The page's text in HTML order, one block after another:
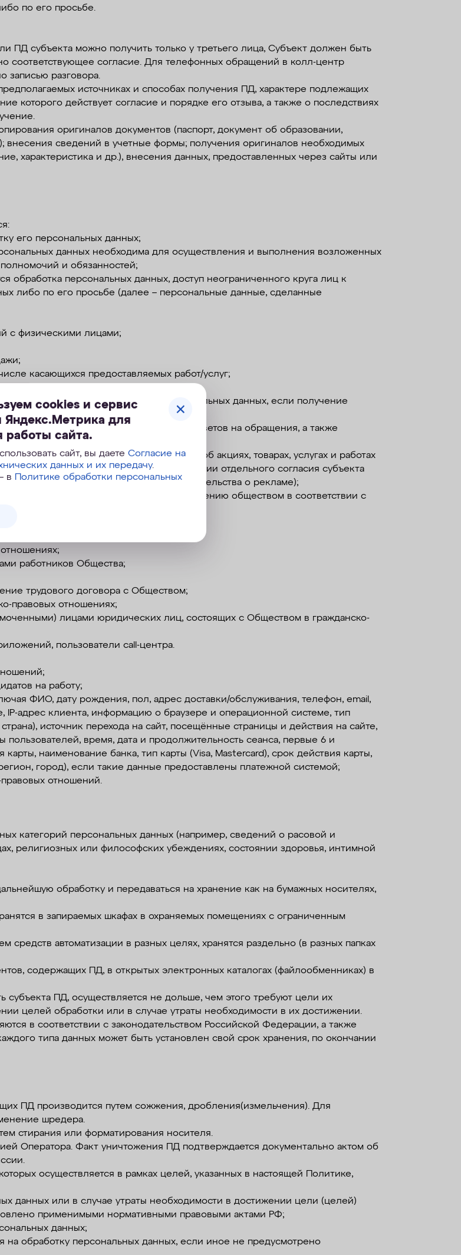
по его просьбе.
ПД субъекта можно получить только у третьего лица, Субъект должен быть
соответствующее согласие. Для телефонных обращений в колл-центр
записью разговора.
источниках и способах получения ПД, характере подлежащих
которого действует согласие и порядке его отзыва, а также о последствиях
оригиналов документов (паспорт, документ об образовании,
внесения сведений в учетные формы; получения оригиналов необходимых
характеристика и др.), внесения данных, предоставленных через сайты или
его персональных данных;
данных необходима для осуществления и выполнения возложенных
и обязанностей;
обработка персональных данных, доступ неограниченного круга лиц к
либо по его просьбе (далее – персональные данные, сделанные
с физическими лицами;
касающихся предоставляемых работ/услуг;
важных интересов субъекта персональных данных, если получение
о предоставляемых услугах, ответов на обращения, а также
характера, с целью уведомления об акциях, товарах, услугах и работах
осуществляется только при наличии отдельного согласия субъекта
соответствии с требованиями законодательства о рекламе);
должностного лица, подлежащие исполнению обществом в соответствии с
производстве.
ПД:
работников Общества;
трудового договора с Обществом;
правовых отношениях;
лицами юридических лиц, состоящих с Обществом в гражданско-
пользователи call-центра.
на работу;
ФИО, дату рождения, пол, адрес доставки/обслуживания, телефон, email,
адрес клиента, информацию о браузере и операционной системе, тип
источник перехода на сайт, посещённые страницы и действия на сайте,
время, дата и продолжительность сеанса, первые 6 и
наименование банка, тип карты (Visa, Mastercard), срок действия карты,
город), если такие данные предоставлены платежной системой;
отношений.
категорий персональных данных (например, сведений о расовой и
религиозных или философских убеждениях, состоянии здоровья, интимной
обработку и передаваться на хранение как на бумажных носителях,
в запираемых шкафах в охраняемых помещениях с ограниченным
средств автоматизации в разных целях, хранятся раздельно (в разных папках
содержащих ПД, в открытых электронных каталогах (файлообменниках) в
ПД, осуществляется не дольше, чем этого требуют цели их
целей обработки или в случае утраты необходимости в их достижении.
в соответствии с законодательством Российской Федерации, а также
типа данных может быть установлен свой срок хранения, по окончании
ПД производится путем сожжения, дробления(измельчения). Для
шредера.
стирания или форматирования носителя.
Оператора. Факт уничтожения ПД подтверждается документально актом об
осуществляется в рамках целей, указанных в настоящей Политике,
данных или в случае утраты необходимости в достижении цели (целей)
применимыми нормативными правовыми актами РФ;
данных;
на обработку персональных данных, если иное не предусмотрено
cookies и сервис
Яндекс.Метрика для
работы сайта.
сайт, вы даете Согласие на
данных и их передачу.
в
Политике обработки персональных